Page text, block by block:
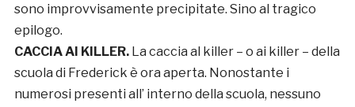
sono improvvisamente precipitate. Sino al tragico
epilogo.
CACCIA AI KILLER.La caccia al killer – o ai killer – della
scuola di Frederick è ora aperta. Nonostante i
numerosi presenti all’ interno della scuola, nessuno